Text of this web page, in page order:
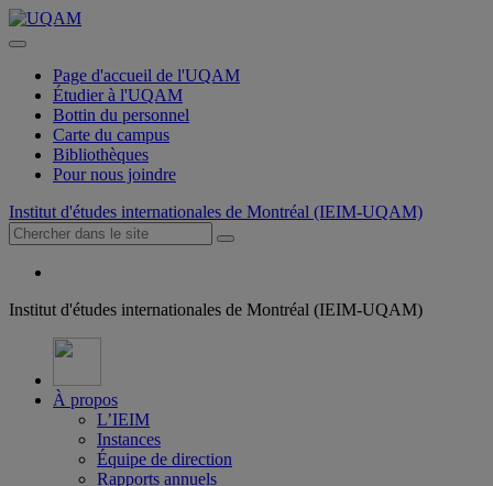
Page d'accueil de l'UQAM
Étudier à l'UQAM
Bottin du personnel
Carte du campus
Bibliothèques
Pour nous joindre
Institut d'études internationales de Montréal (IEIM-UQAM)
Institut d'études internationales de Montréal (IEIM-UQAM)
À propos
L’IEIM
Instances
Équipe de direction
Rapports annuels